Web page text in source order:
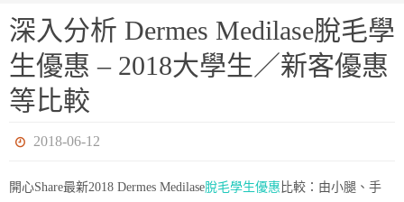
深入分析 Dermes Medilase脫毛學
生優惠 – 2018大學生／新客優惠
等比較
2018-06-12
開心Share最新2018 Dermes Medilase脫毛學生優惠 比較：由小腿、手